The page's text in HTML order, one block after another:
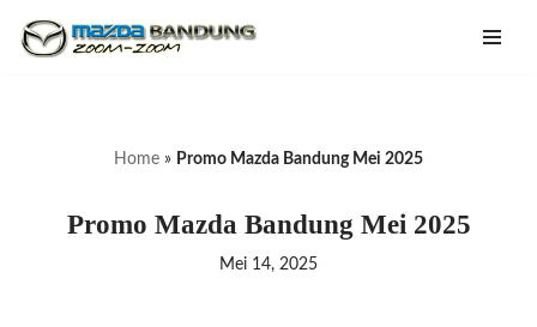
Home » Promo Mazda Bandung Mei 2025
Promo Mazda Bandung Mei 2025
Mei 14, 2025